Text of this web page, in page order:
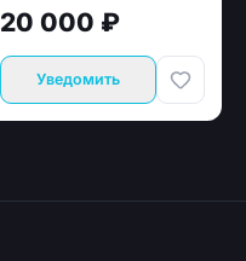
20 000 ₽
Уведомить